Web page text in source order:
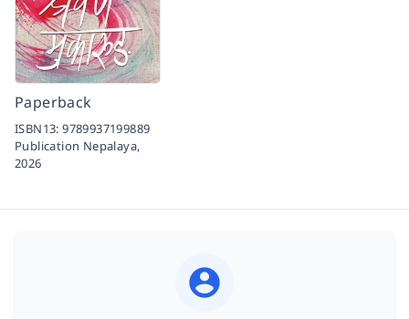
Paperback
ISBN13:9789937199889
Publication Nepalaya,
2026